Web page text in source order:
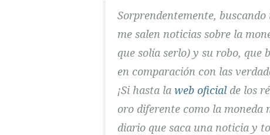
Sorprendentemente,
me salen noticias sobre la
que solía serlo) y su robo, que
en comparación con las
¡Si hasta la web oficialde los
oro diferente como la moneda
diario que saca una noticia y